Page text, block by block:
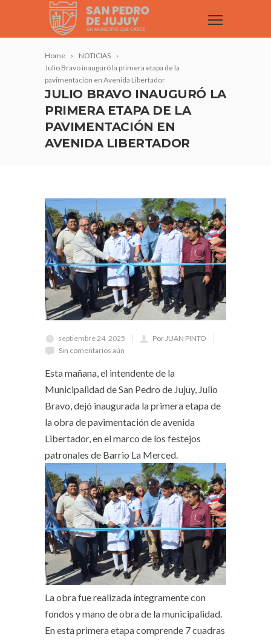
Home
NOTICIAS
Julio Bravo inauguró la primera etapa de la
pavimentación en Avenida Libertador
JULIO BRAVO INAUGURÓ LA
PRIMERA ETAPA DE LA
PAVIMENTACIÓN EN
AVENIDA LIBERTADOR
septiembre 24, 2025
Por JUAN PINTO
Sin comentarios aún
Esta mañana, el intendente de la
Municipalidad de San Pedro de Jujuy, Julio
Bravo, dejó inaugurada la primera etapa de
la obra de pavimentación de avenida
Libertador, en el marco de los festejos
patronales de Barrio La Merced.
La obra fue realizada íntegramente con
fondos y mano de obra de la municipalidad.
En esta primera etapa comprende 7 cuadras